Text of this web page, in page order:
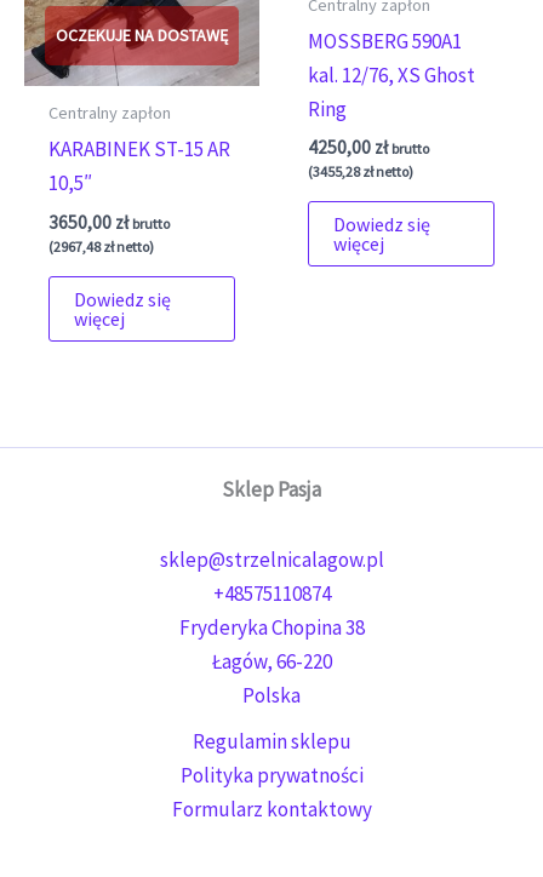
Centralny zapłon
KARABINEK ST-15 AR
10,5″
3650,00 zł brutto
(2967,48złnetto)
Dowiedz się
więcej
Centralny zapłon
MOSSBERG 590A1
kal. 12/76, XS Ghost
Ring
4250,00 zł brutto
(3455,28złnetto)
Dowiedz się
więcej
Sklep Pasja
sklep@strzelnicalagow.pl
+48575110874
Fryderyka Chopina 38
Łagów,66-220
Polska
Regulamin sklepu
Polityka prywatności
Formularz kontaktowy